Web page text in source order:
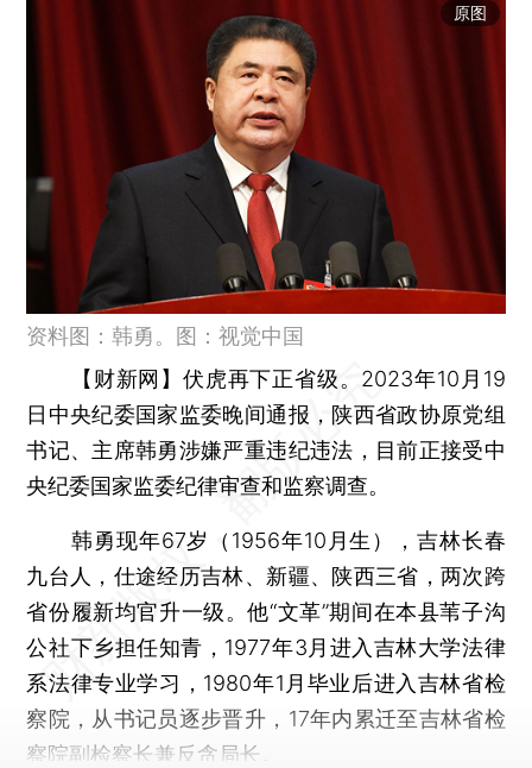
原图
资料图：韩勇。图：视觉中国
【财新网】伏虎再下正省级。2023年10月19
日中央纪委国家监委晚间通报，陕西省政协原党组
书记、主席韩勇涉嫌严重违纪违法，目前正接受中
央纪委国家监委纪律审查和监察调查。
韩勇现年67岁（1956年10月生），吉林长春
九台人，仕途经历吉林、新疆、陕西三省，两次跨
省份履新均官升一级。他“文革”期间在本县苇子沟
公社下乡担任知青，1977年3月进入吉林大学法律
系法律专业学习，1980年1月毕业后进入吉林省检
察院，从书记员逐步晋升，17年内累迁至吉林省检
察院副检察长兼反贪局长。